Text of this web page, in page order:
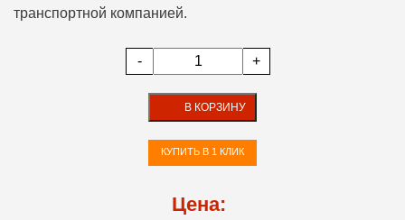
транспортной компанией.
- +
В КОРЗИНУ
КУПИТЬ В 1 КЛИК
Цена: